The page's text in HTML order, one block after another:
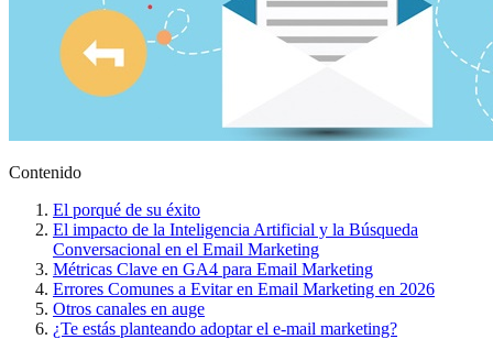
Contenido
El porqué de su éxito
El impacto de la Inteligencia Artificial y la Búsqueda
Conversacional en el Email Marketing
Métricas Clave en GA4 para Email Marketing
Errores Comunes a Evitar en Email Marketing en 2026
Otros canales en auge
¿Te estás planteando adoptar el e-mail marketing?